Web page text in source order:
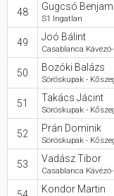
48 Gugcsó
S1 Ingatlan
49 Joó Bálint
Casablanca
50 Bozóki Balázs
Söröskupak -
51 Takács Jácint
Söröskupak -
52 Prán Dominik
Söröskupak -
53 Vadász Tibor
Casablanca
Kondor Martin